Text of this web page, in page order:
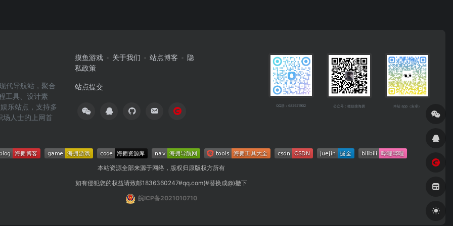
代导航站，聚合
工具、设计素
乐站点，支持多
场人士的上网首
摸鱼游戏 关于我们 站点博客
隐
私政策
站点提交
QQ群：682921902 公众号：微信搜海拥 本站 app（安卓）
本站资源全部来源于网络，版权归原版权方所有
如有侵犯您的权益请致邮1836360247#qq.com(#替换成@)撤下
皖ICP备2021010710